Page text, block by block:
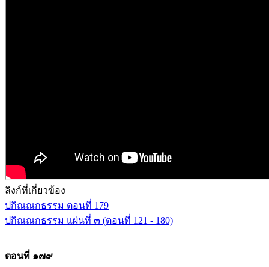
ลิงก์ที่เกี่ยวข้อง
ปกิณณกธรรม ตอนที่ 179
ปกิณณกธรรม แผ่นที่ ๓ (ตอนที่ 121 - 180)
ตอนที่ ๑๗๙